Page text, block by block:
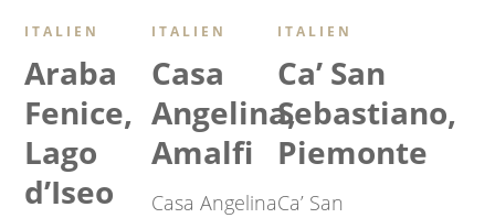
ITALIEN
Araba
Fenice,
Lago
d’Iseo
ITALIEN
Casa
Angelina,
Amalfi
Casa Angelina
ITALIEN
Ca’ San
Sebastiano,
Piemonte
Ca’ San